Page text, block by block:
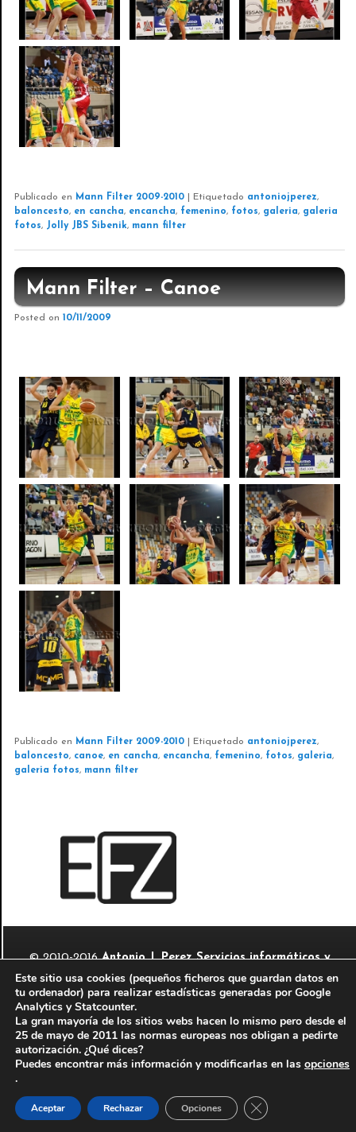
Publicado en Mann Filter 2009-2010 Etiquetado antoniojperez,
baloncesto, en cancha, encancha, femenino, fotos, galeria, galeria
fotos, Jolly JBS Sibenik, mann filter
Mann Filter – Canoe
Posted on10/11/2009
Publicado en Mann Filter 2009-2010 Etiquetado antoniojperez,
baloncesto, canoe, en cancha, encancha, femenino, fotos, galeria,
galeria fotos, mann filter
© 2010-2016Antonio J. Perez Servicios informáticos y
fotográficos-AJP Fotografía
Aviso legal-Información legal del autor
Sitio web perteneciente a la red de páginas de
Este sitio usa cookies (pequeños ficheros que guardan datos en
tu ordenador) para realizar estadísticas generadas por Google
Analytics y Statcounter.
La gran mayoría de los sitios webs hacen lo mismo pero desde el
25 de mayo de 2011 las normas europeas nos obligan a pedirte
autorización. ¿Qué dices?
Puedes encontrar más información y modificarlas en las opciones
.
Aceptar Rechazar Opciones Cerrar el banner de